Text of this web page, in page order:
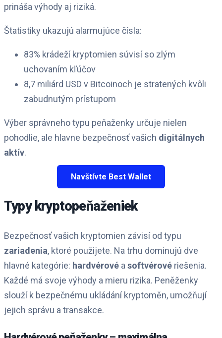
prináša výhody aj riziká.
Štatistiky ukazujú alarmujúce čísla:
83% krádeží kryptomien súvisí so zlým
uchovaním kľúčov
8,7 miliárd USD v Bitcoinoch je stratených kvôli
zabudnutým prístupom
Výber správneho typu peňaženky určuje nielen
pohodlie, ale hlavne bezpečnosť vašich digitálnych
aktív.
Navštívte Best Wallet
Typy kryptopeňaženiek
Bezpečnosť vašich kryptomien závisí od typu
zariadenia, ktoré použijete. Na trhu dominujú dve
hlavné kategórie: hardvérové asoftvérové riešenia.
Každé má svoje výhody a mieru rizika. Peněženky
slouží k bezpečnému ukládání kryptoměn, umožňují
jejich správu a transakce.